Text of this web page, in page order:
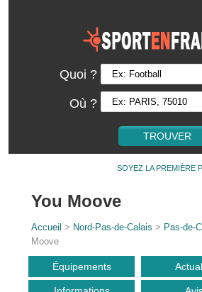
Quoi ?
Où ?
SOYEZ LA PREMIÈRE
You Moove
Accueil > Nord-Pas-de-Calais > Pas-de-
Moove
Équipements